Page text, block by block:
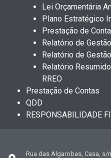
Lei Orçamentária
Plano Estratégico
Prestação de
Relatório de
Relatório de
Relatório
RREO
Prestação de Contas
QDD
RESPONSABILIDADE
Rua das Algarobas, Casa, s/n